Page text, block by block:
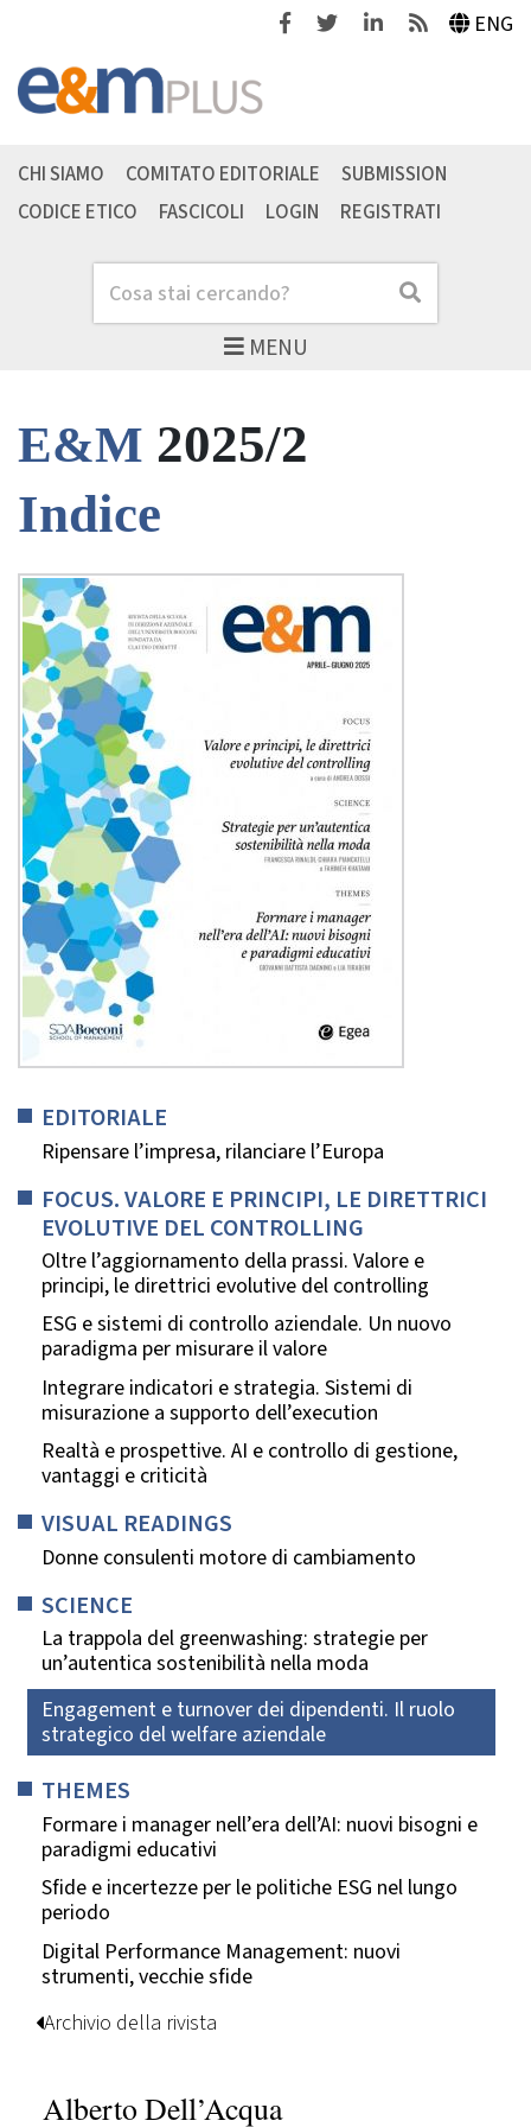
FacebookTwitterLinkedinFeeds ENG
MENU
Cerca Cerca
CHI SIAMO COMITATO EDITORIALE
SUBMISSION
CODICE ETICO
FASCICOLI LOGIN REGISTRATI
E&M 2025/2
Indice
EDITORIALE
Ripensare l’impresa, rilanciare l’Europa
FOCUS. VALORE E PRINCIPI, LE DIRETTRICI
EVOLUTIVE DEL CONTROLLING
Oltre l’aggiornamento della prassi. Valore e
principi, le direttrici evolutive del controlling
ESG e sistemi di controllo aziendale. Un nuovo
paradigma per misurare il valore
Integrare indicatori e strategia. Sistemi di
misurazione a supporto dell’execution
Realtà e prospettive. AI e controllo di gestione,
vantaggi e criticità
VISUAL READINGS
Donne consulenti motore di cambiamento
SCIENCE
La trappola del greenwashing: strategie per
un’autentica sostenibilità nella moda
Engagement e turnover dei dipendenti. Il ruolo
strategico del welfare aziendale
THEMES
Formare i manager nell’era dell’AI: nuovi bisogni e
paradigmi educativi
Sfide e incertezze per le politiche ESG nel lungo
periodo
Digital Performance Management: nuovi
strumenti, vecchie sfide
Archivio della rivista
Alberto Dell’Acqua